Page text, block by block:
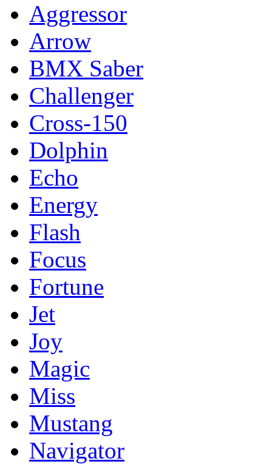
Aggressor
Arrow
BMX Saber
Challenger
Cross-150
Dolphin
Echo
Energy
Flash
Focus
Fortune
Jet
Joy
Magic
Miss
Mustang
Navigator